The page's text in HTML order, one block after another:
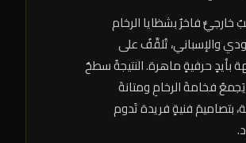
خارجيٌّ فاخرٌ بشظايا الرخام
والإسباني، تُلقَّفُ على
بأيدٍ حرفيةٍ ماهرة. النتيجةُ سطحٌ
فخامةَ الرخامِ ومتانةَ
بتصاميمَ فنيةٍ فريدة تَدوم